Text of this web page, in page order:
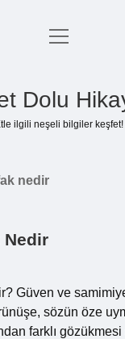
Anasayfa
menüyü
Dolu
ilgili neşeli bilgiler keşfet!
nedir
Nedir
Güven ve
sözün öze
farklı gözükmesi